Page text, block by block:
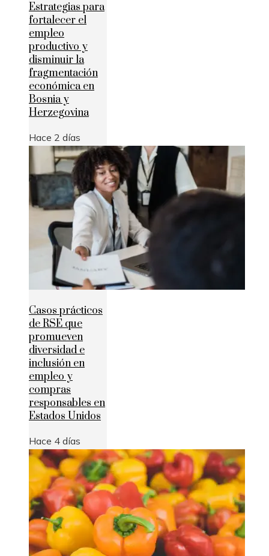
Estrategias para
fortalecer el
empleo
productivo y
disminuir la
fragmentación
económica en
Bosnia y
Herzegovina
Hace 2 días
Casos prácticos
de RSE que
promueven
diversidad e
inclusión en
empleo y
compras
responsables en
Estados Unidos
Hace 4 días